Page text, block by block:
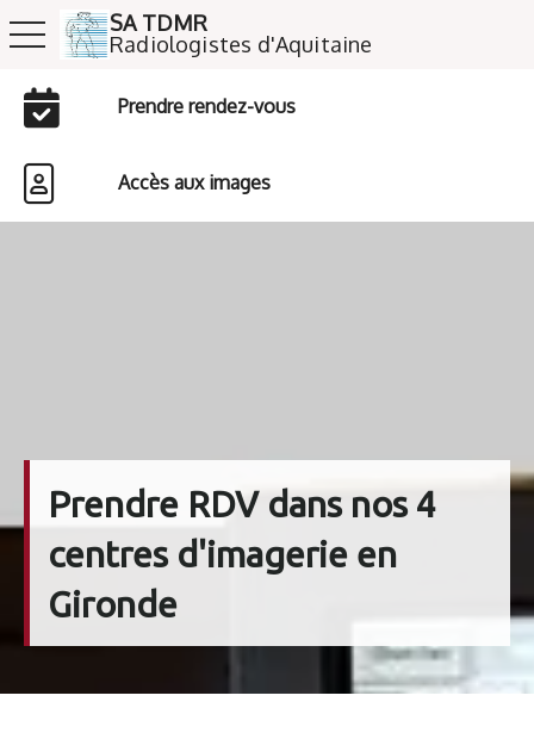
SA TDMR
​​​​​​​Radiologistes d'Aquitaine
toggle navigation
Prendre rendez-vous
Accès aux images
Prendre RDV dans nos 4
centres d'imagerie en
Gironde